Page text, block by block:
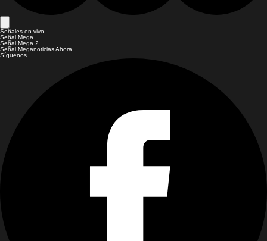
Señales en vivo
Señal Mega
Señal Mega 2
Señal Meganoticias Ahora
Síguenos